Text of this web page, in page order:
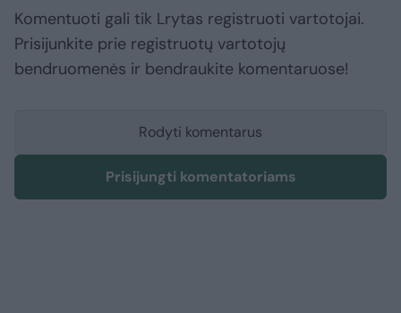
Komentuoti gali tik Lrytas registruoti vartotojai.
Prisijunkite prie registruotų vartotojų
bendruomenės ir bendraukite komentaruose!
Rodyti komentarus
Prisijungti komentatoriams